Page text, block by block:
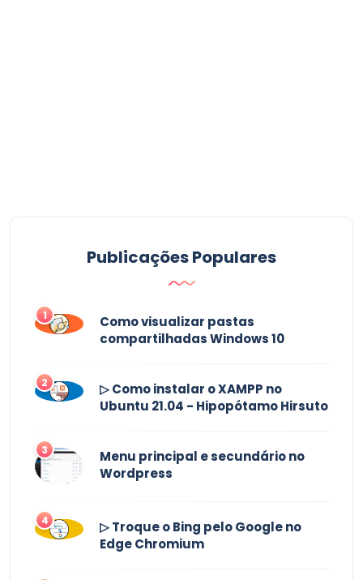
Publicações Populares
1
Como visualizar pastas
compartilhadas Windows 10
2
▷ Como instalar o XAMPP no
Ubuntu 21.04 - Hipopótamo Hirsuto
3
Menu principal e secundário no
Wordpress
4
▷ Troque o Bing pelo Google no
Edge Chromium